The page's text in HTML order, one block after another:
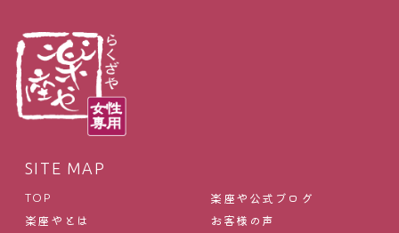
SITE MAP
TOP
楽座やとは
楽座や公式ブログ
お客様の声